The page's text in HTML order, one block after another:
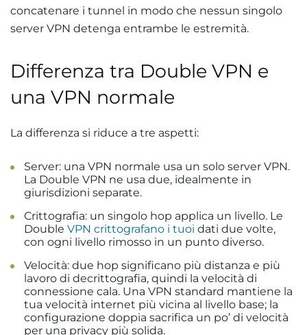
concatenare i tunnel in modo che nessun singolo
server VPN detenga entrambe le estremità.
Differenza tra Double VPN e
una VPN normale
La differenza si riduce a tre aspetti:
Server: una VPN normale usa un solo server VPN.
La Double VPN ne usa due, idealmente in
giurisdizioni separate.
Crittografia: un singolo hop applica un livello. Le
Double VPN crittografano i tuoi dati due volte,
con ogni livello rimosso in un punto diverso.
Velocità: due hop significano più distanza e più
lavoro di decrittografia, quindi la velocità di
connessione cala. Una VPN standard mantiene la
tua velocità internet più vicina al livello base; la
configurazione doppia sacrifica un po’ di velocità
per una privacy più solida.